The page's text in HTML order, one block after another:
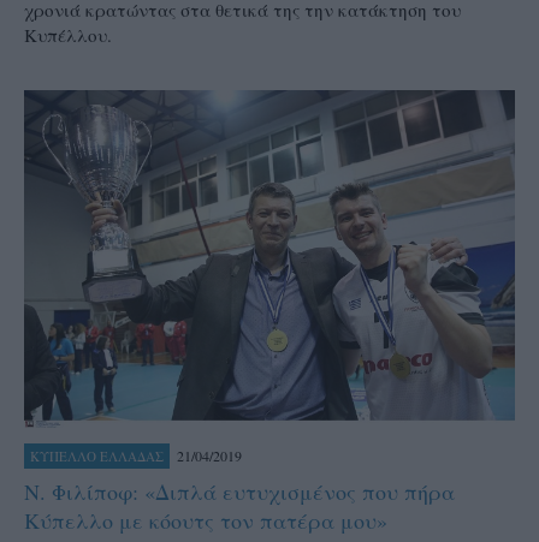
χρονιά κρατώντας στα θετικά της την κατάκτηση του
Κυπέλλου.
ΚΥΠΕΛΛΟ ΕΛΛΑΔΑΣ 21/04/2019
Ν. Φιλίποφ: «Διπλά ευτυχισμένος που πήρα
Κύπελλο με κόουτς τον πατέρα μου»